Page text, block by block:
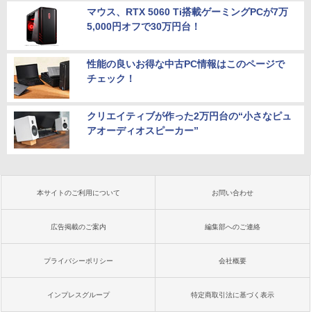
マウス、RTX 5060 Ti搭載ゲーミングPCが7万
5,000円オフで30万円台！
性能の良いお得な中古PC情報はこのページで
チェック！
クリエイティブが作った2万円台の“小さなピュ
アオーディオスピーカー”
本サイトのご利用について お問い合わせ
広告掲載のご案内 編集部へのご連絡
プライバシーポリシー 会社概要
インプレスグループ 特定商取引法に基づく表示